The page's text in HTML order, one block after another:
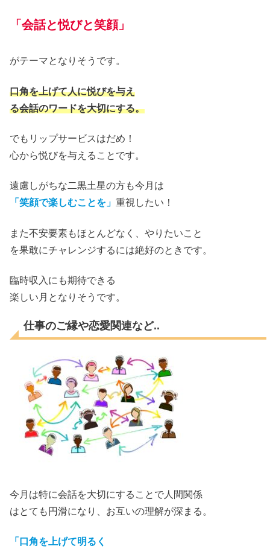
「会話と悦びと笑顔」
がテーマとなりそうです。
口角を上げて人に悦びを与え
る会話のワードを大切にする。
でもリップサービスはだめ ！
心から悦びを与えることです。
遠慮しがちな二黒土星の方も今月は
「笑顔で楽しむことを」 重視したい！
また不安要素もほとんどなく、やりたいこと
を果敢にチャレンジするには絶好のときです。
臨時収入にも期待できる
楽しい月となりそうです。
仕事のご縁や恋愛関連など..
今月は特に会話を大切にすることで人間関係
はとても円滑になり、お互いの理解が深ま る。
「 口角を上げて明るく